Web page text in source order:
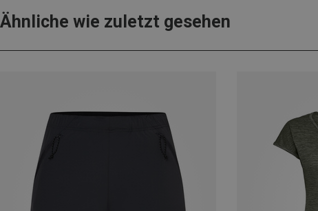
Ähnliche wie zuletzt gesehen